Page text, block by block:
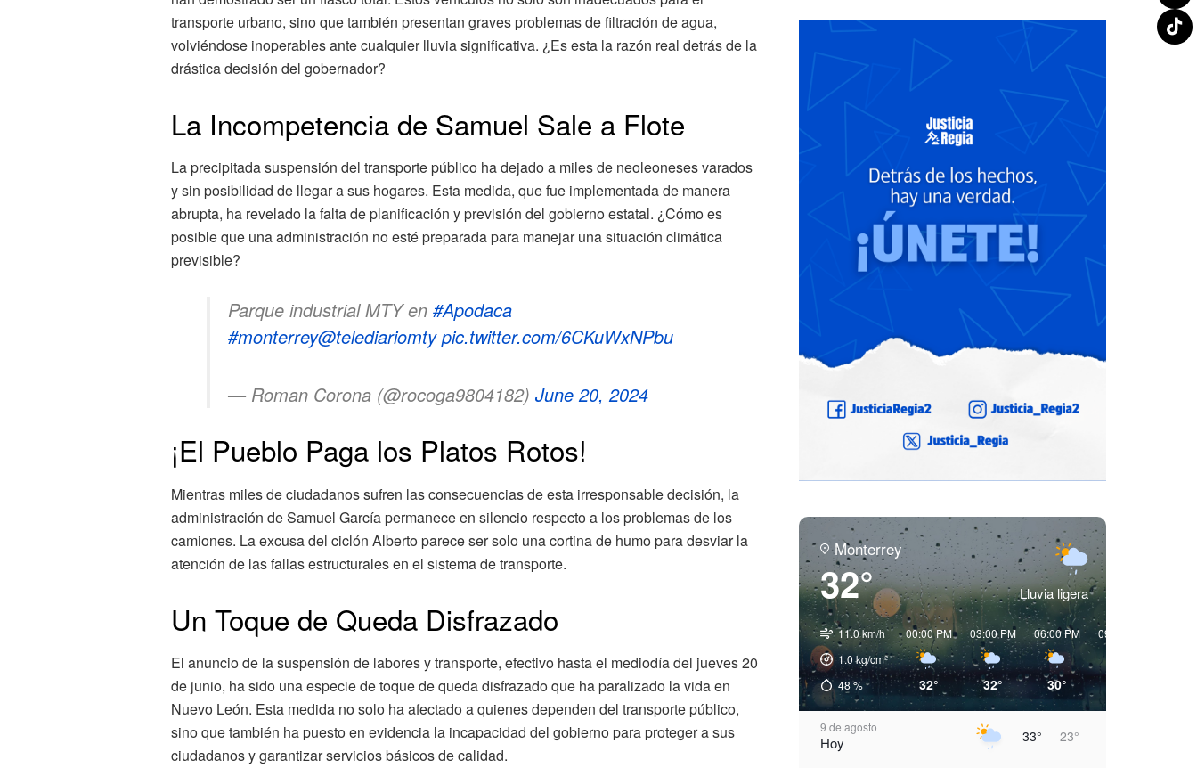
transporte urbano, sino que también presentan graves problemas de filtración de agua,
volviéndose inoperables ante cualquier lluvia significativa. ¿Es esta la razón real detrás de la
drástica decisión del gobernador?
La Incompetencia de Samuel Sale a Flote
La precipitada suspensión del transporte público ha dejado a miles de neoleoneses varados
y sin posibilidad de llegar a sus hogares. Esta medida, que fue implementada de manera
abrupta, ha revelado la falta de planificación y previsión del gobierno estatal. ¿Cómo es
posible que una administración no esté preparada para manejar una situación climática
previsible?
Parque industrial MTY en #Apodaca
#monterrey@telediariomty pic.twitter.com/6CKuWxNPbu
— Roman Corona (@rocoga9804182) June 20, 2024
¡El Pueblo Paga los Platos Rotos!
Mientras miles de ciudadanos sufren las consecuencias de esta irresponsable decisión, la
administración de Samuel García permanece en silencio respecto a los problemas de los
camiones. La excusa del ciclón Alberto parece ser solo una cortina de humo para desviar la
atención de las fallas estructurales en el sistema de transporte.
Un Toque de Queda Disfrazado
El anuncio de la suspensión de labores y transporte, efectivo hasta el mediodía del jueves 20
de junio, ha sido una especie de toque de queda disfrazado que ha paralizado la vida en
Nuevo León. Esta medida no solo ha afectado a quienes dependen del transporte público,
sino que también ha puesto en evidencia la incapacidad del gobierno para proteger a sus
ciudadanos y garantizar servicios básicos de calidad.
Monterrey
32° Lluvia ligera
11.0 km/h
1.0kg/cm²
48%
00:00 PM
32°
03:00 PM
32°
06:00 PM
30°
09:00 PM
9 de agosto
Hoy 33° 23°